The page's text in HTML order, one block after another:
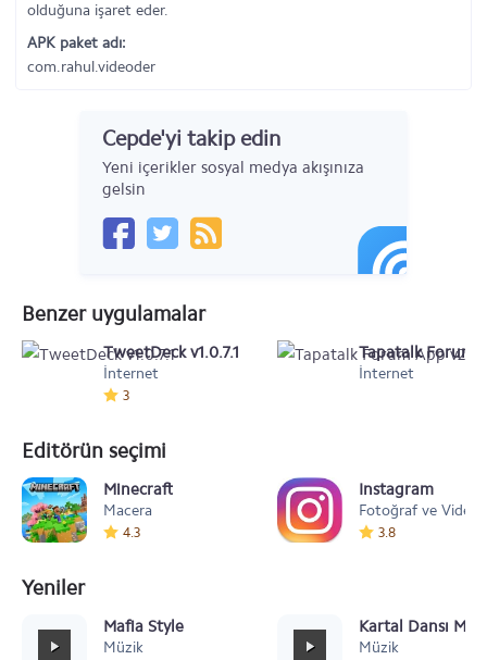
olduğuna işaret eder.
APK paket adı:
com.rahul.videoder
Cepde'yi takip edin
Yeni içerikler sosyal medya akışınıza
gelsin
Benzer uygulamalar
TweetDeck v1.0.7.1
İnternet
3
Tapatalk Forum
İnternet
Editörün seçimi
Minecraft
Macera
4.3
Instagram
Fotoğraf ve Video
3.8
Yeniler
Mafia Style
Müzik
Kartal Dansı
Müzik